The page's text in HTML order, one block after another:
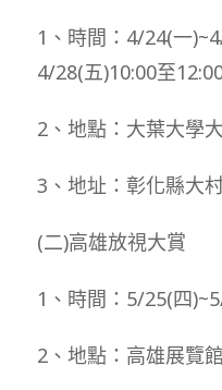
1、時間：4/24(一
4/28(五)10:00至
2、地點：大葉大學
3、地址：彰化縣大
(二)高雄放視大賞
1、時間：5/25(四
2、地點：高雄展覽